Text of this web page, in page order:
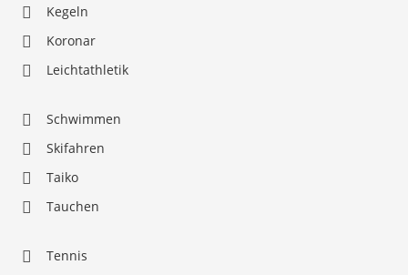
Kegeln
Koronar
Leichtathletik
Schwimmen
Skifahren
Taiko
Tauchen
Tennis